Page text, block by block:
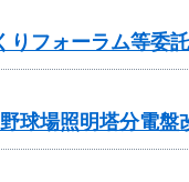
りフォーラム等
球場照明塔分電